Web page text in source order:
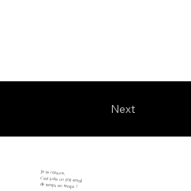
Next
​Je te rassure,
c'est juste un p'tit email
de temps en temps !